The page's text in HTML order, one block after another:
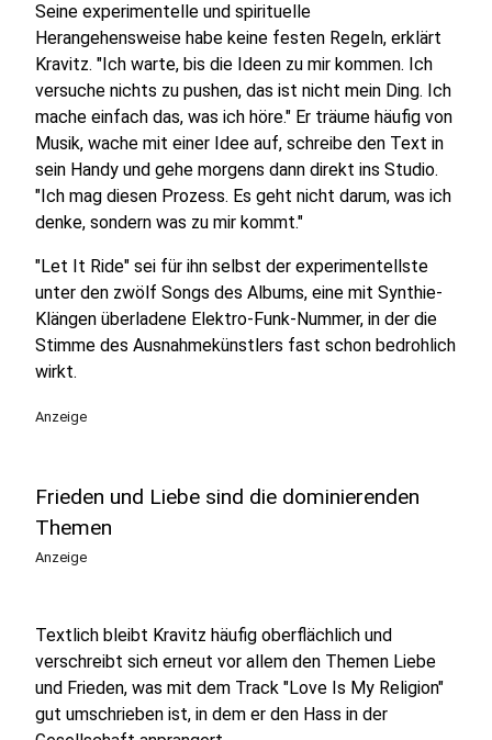
Seine experimentelle und spirituelle
Herangehensweise habe keine festen Regeln, erklärt
Kravitz. "Ich warte, bis die Ideen zu mir kommen. Ich
versuche nichts zu pushen, das ist nicht mein Ding. Ich
mache einfach das, was ich höre." Er träume häufig von
Musik, wache mit einer Idee auf, schreibe den Text in
sein Handy und gehe morgens dann direkt ins Studio.
"Ich mag diesen Prozess. Es geht nicht darum, was ich
denke, sondern was zu mir kommt."
"Let It Ride" sei für ihn selbst der experimentellste
unter den zwölf Songs des Albums, eine mit Synthie-
Klängen überladene Elektro-Funk-Nummer, in der die
Stimme des Ausnahmekünstlers fast schon bedrohlich
wirkt.
Anzeige
Frieden und Liebe sind die dominierenden
Themen
Anzeige
Textlich bleibt Kravitz häufig oberflächlich und
verschreibt sich erneut vor allem den Themen Liebe
und Frieden, was mit dem Track "Love Is My Religion"
gut umschrieben ist, in dem er den Hass in der